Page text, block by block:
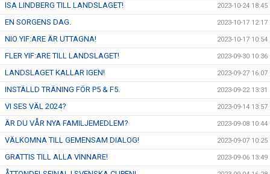
ISA LINDBERG TILL LANDSLAGET! 2023-10-24 18:45
EN SORGENS DAG. 2023-10-17 12:17
NIO YIF:ARE ÄR UTTAGNA! 2023-10-17 10:54
FLER YIF:ARE TILL LANDSLAGET! 2023-09-30 10:36
LANDSLAGET KALLAR IGEN! 2023-09-27 16:07
INSTÄLLD TRÄNING FÖR P5 & F5. 2023-09-22 13:31
VI SES VÄL 2024? 2023-09-14 13:57
ÄR DU VÅR NYA FAMILJEMEDLEM? 2023-09-08 10:44
VÄLKOMNA TILL GEMENSAM DIALOG! 2023-09-07 10:25
GRATTIS TILL ALLA VINNARE! 2023-09-06 13:49